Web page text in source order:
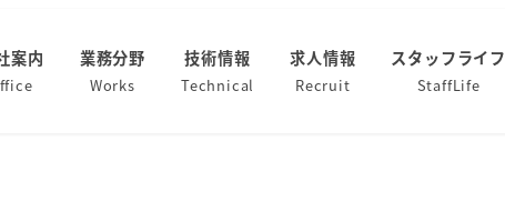
案内 業務分野
Works
技術情報
Technical
求人情報
Recruit
スタッフライフ
StaffLife